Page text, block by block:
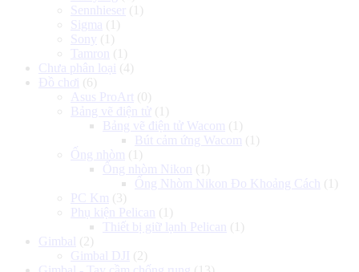
Sennhieser
(1)
Sigma (1)
Sony (1)
Tamron
(1)
Chưa phân loại (4)
Đồ chơi (6)
Asus ProArt (0)
Bảng vẽ điện tử (1)
Bảng vẽ điện tử Wacom (1)
Bút cảm ứng Wacom (1)
Ống nhòm (1)
Ống nhòm Nikon
(1)
Ống Nhòm Nikon Đo Khoảng Cách
(1)
PC Km (3)
Phụ kiện Pelican
(1)
Thiết bị giữ lạnh Pelican
(1)
Gimbal (2)
Gimbal DJI (2)